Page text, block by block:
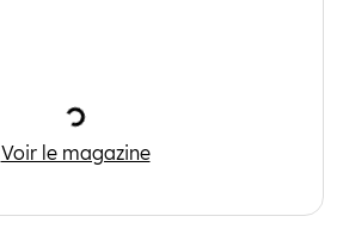
Chargement
Voir le magazineCurionautes des sciences